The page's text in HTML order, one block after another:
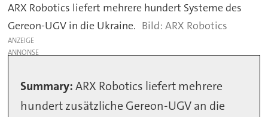
ARX Robotics liefert mehrere hundert Systeme des
Gereon-UGV in die Ukraine.
ARX Robotics
ANZEIGE
Summary:ARX Robotics liefert mehrere
hundert zusätzliche Gereon-UGV an die